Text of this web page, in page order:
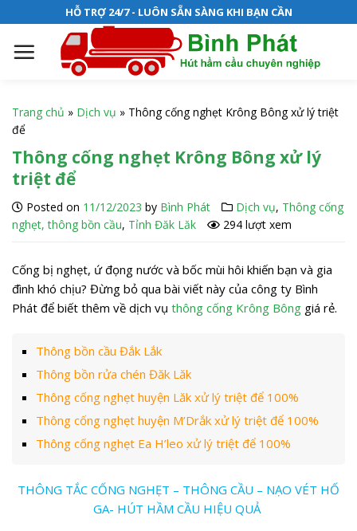
k
HỖ TRỢ 24/7 - LUÔN SẴN SÀNG KHI BẠN CẦN
Trang chủ » Dịch vụ » Thông cống nghẹt Krông Bông xử lý triệt
để
Thông cống nghẹt Krông Bông xử lý
triệt để
Posted on 11/12/2023 by Bình Phát Dịch vụ, Thông cống
nghẹt, thông bồn cầu, Tỉnh Đăk Lăk 294 lượt xem
Cống bị nghẹt, ứ đọng nước và bốc mùi hôi khiến bạn và gia
đình khó chịu? Đừng bỏ qua bài viết này của công ty Bình
Phát để biết thêm về dịch vụ thông cống Krông Bông giá rẻ.
Thông bồn cầu Đắk Lắk
Thông bồn rửa chén Đăk Lăk
Thông cống nghẹt huyện Lăk xử lý triệt để 100%
Thông cống nghẹt huyện M’Drắk xử lý triệt để 100%
Thông cống nghẹt Ea H’leo xử lý triệt để 100%
THÔNG TẮC CỐNG NGHẸT – THÔNG CẦU – NẠO VÉT HỐ
GA- HÚT HẦM CẦU HIỆU QUẢ